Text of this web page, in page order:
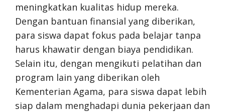
meningkatkan kualitas hidup mereka.
Dengan bantuan finansial yang diberikan,
para siswa dapat fokus pada belajar tanpa
harus khawatir dengan biaya pendidikan.
Selain itu, dengan mengikuti pelatihan dan
program lain yang diberikan oleh
Kementerian Agama, para siswa dapat lebih
siap dalam menghadapi dunia pekerjaan dan